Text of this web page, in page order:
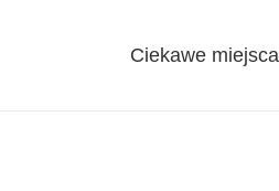
Ciekawe miejsca